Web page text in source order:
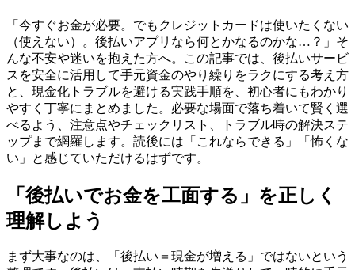
「今すぐお金が必要。でもクレジットカードは使いたくない
（使えない）。後払いアプリなら何とかなるのかな…？」そ
んな不安や迷いを抱えた方へ。この記事では、後払いサービ
スを安全に活用して手元資金のやり繰りをラクにする考え方
と、現金化トラブルを避ける実践手順を、初心者にもわかり
やすく丁寧にまとめました。必要な場面で落ち着いて賢く選
べるよう、注意点やチェックリスト、トラブル時の解決ステ
ップまで網羅します。読後には「これならできる」「怖くな
い」と感じていただけるはずです。
「後払いでお金を工面する」を正しく
理解しよう
まず大事なのは、「後払い＝現金が増える」ではないという